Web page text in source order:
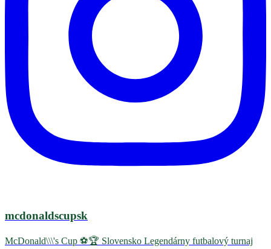
mcdonaldscupsk
McDonald\\\'s Cup ⚽️🏆 Slovensko Legendárny futbalový turnaj